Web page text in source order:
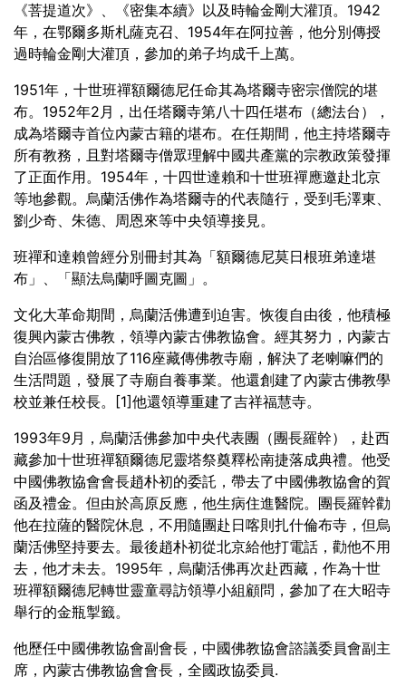
《菩提道次》、《密集本續》以及時輪金剛大灌頂。1942
年，在鄂爾多斯札薩克召、1954年在阿拉善，他分別傳授
過時輪金剛大灌頂，參加的弟子均成千上萬。
1951年，十世班禪額爾德尼任命其為塔爾寺密宗僧院的堪
布。1952年2月，出任塔爾寺第八十四任堪布（總法台），
成為塔爾寺首位內蒙古籍的堪布。在任期間，他主持塔爾寺
所有教務，且對塔爾寺僧眾理解中國共產黨的宗教政策發揮
了正面作用。1954年，十四世達賴和十世班禪應邀赴北京
等地參觀。烏蘭活佛作為塔爾寺的代表隨行，受到毛澤東、
劉少奇、朱德、周恩來等中央領導接見。
班禪和達賴曾經分別冊封其為「額爾德尼莫日根班弟達堪
布」、「顯法烏蘭呼圖克圖」。
文化大革命期間，烏蘭活佛遭到迫害。恢復自由後，他積極
復興內蒙古佛教，領導內蒙古佛教協會。經其努力，內蒙古
自治區修復開放了116座藏傳佛教寺廟，解決了老喇嘛們的
生活問題，發展了寺廟自養事業。他還創建了內蒙古佛教學
校並兼任校長。[1]他還領導重建了吉祥福慧寺。
1993年9月，烏蘭活佛參加中央代表團（團長羅幹），赴西
藏參加十世班禪額爾德尼靈塔祭奠釋松南捷落成典禮。他受
中國佛教協會會長趙朴初的委託，帶去了中國佛教協會的賀
函及禮金。但由於高原反應，他生病住進醫院。團長羅幹勸
他在拉薩的醫院休息，不用隨團赴日喀則扎什倫布寺，但烏
蘭活佛堅持要去。最後趙朴初從北京給他打電話，勸他不用
去，他才未去。1995年，烏蘭活佛再次赴西藏，作為十世
班禪額爾德尼轉世靈童尋訪領導小組顧問，參加了在大昭寺
舉行的金瓶掣籤。
他歷任中國佛教協會副會長，中國佛教協會諮議委員會副主
席，內蒙古佛教協會會長，全國政協委員.